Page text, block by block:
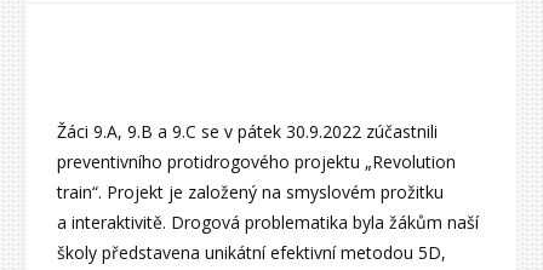
Žáci 9.A, 9.B a 9.C se v pátek 30.9.2022 zúčastnili
preventivního protidrogového projektu „Revolution
train“. Projekt je založený na smyslovém prožitku
a interaktivitě. Drogová problematika byla žákům naší
školy představena unikátní efektivní metodou 5D,